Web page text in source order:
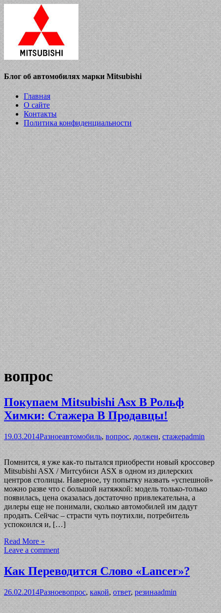
Блог об автомобилях марки Mitsubishi
Главная
О сайте
Контакты
Политика конфиденциальности
вопрос
Покупаем Mitsubishi Asx В Рольф
Химки: Стажера В Продавцы!
19.03.2014Разноеавтомобиль,вопрос, должен,стажерadmin
Помнится, я уже как-то пытался приобрести новый кроссовер
Mitsubishi ASX / Митсубиси ASX в одном из дилерских
центров столицы. Наверное, ту попытку назвать «успешной»
можно разве что с большой натяжкой: модель только-только
появилась, цена оказалась достаточно привлекательна, а
дилеры еще не понимали, сколько автомобилей им дадут
продать. Сейчас – страсти чуть поутихли, потребитель
успокоился и, […]
Read More »
Leave a comment
Как Переводится Слово «Lancer»?
26.02.2014Разноевопрос,какой,ответ, резинаadmin